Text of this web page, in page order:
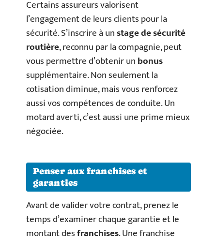
Certains assureurs valorisent
l’engagement de leurs clients pour la
sécurité. S’inscrire à unstage de sécurité
routière, reconnu par la compagnie, peut
vous permettre d’obtenir unbonus
supplémentaire. Non seulement la
cotisation diminue, mais vous renforcez
aussi vos compétences de conduite. Un
motard averti, c’est aussi une prime mieux
négociée.
Penser aux franchises et
garanties
Avant de valider votre contrat, prenez le
temps d’examiner chaque garantie et le
montant desfranchises. Une franchise